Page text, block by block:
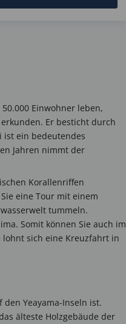
Einwohner leben,
Er besticht durch
ist ein bedeutendes
Jahren nimmt der
Korallenriffen
eine Tour mit einem
tummeln.
Somit können Sie auch im
sich eine Kreuzfahrt in
Yeayama-Inseln ist.
älteste Holzgebäude der